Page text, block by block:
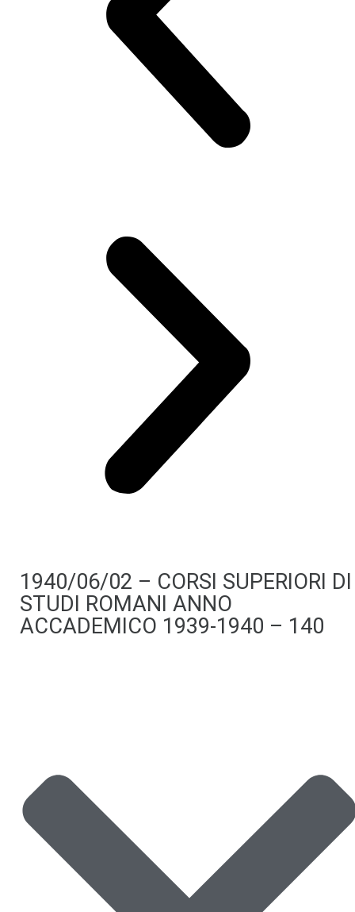
1940/06/02 – CORSI SUPERIORI DI
STUDI ROMANI ANNO
ACCADEMICO 1939-1940 – 140